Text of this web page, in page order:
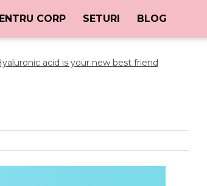
CORP SETURI BLOG
acid is your new best friend